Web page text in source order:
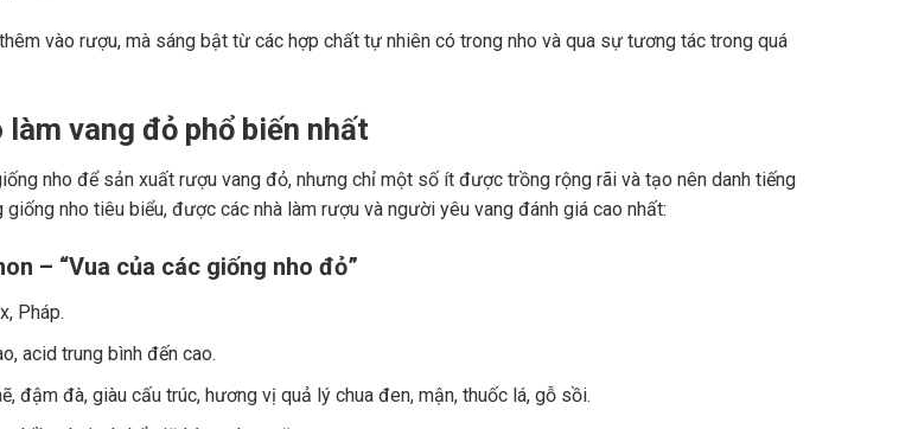
vào rượu, mà sáng bật từ các hợp chất tự nhiên có trong nho và qua sự tương tác trong quá
làm vang đỏ phổ biến nhất
nho để sản xuất rượu vang đỏ, nhưng chỉ một số ít được trồng rộng rãi và tạo nên danh tiếng
nho tiêu biểu, được các nhà làm rượu và người yêu vang đánh giá cao nhất:
– “Vua của các giống nho đỏ”
Pháp.
acid trung bình đến cao.
đậm đà, giàu cấu trúc, hương vị quả lý chua đen, mận, thuốc lá, gỗ sồi.